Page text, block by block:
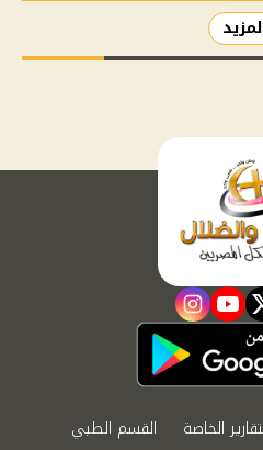
youtube
instagram
الخاصة القسم الطبي